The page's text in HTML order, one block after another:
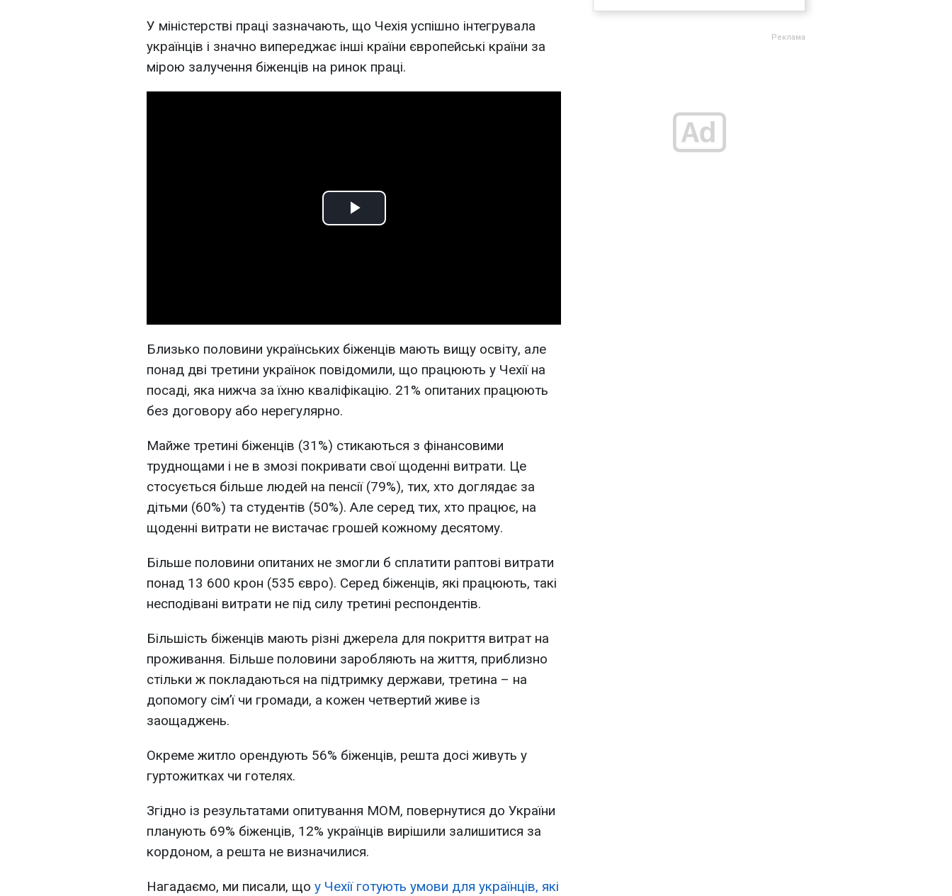
У міністерстві праці зазначають, що Чехія успішно інтегрувала
українців і значно випереджає інші країни європейські країни за
мірою залучення біженців на ринок праці.
Play
Близько половини українських біженців мають вищу освіту, але
понад дві третини українок повідомили, що працюють у Чехії на
посаді, яка нижча за їхню кваліфікацію. 21% опитаних працюють
без договору або нерегулярно.
Майже третині біженців (31%) стикаються з фінансовими
труднощами і не в змозі покривати свої щоденні витрати. Це
стосується більше людей на пенсії (79%), тих, хто доглядає за
дітьми (60%) та студентів (50%). Але серед тих, хто працює, на
щоденні витрати не вистачає грошей кожному десятому.
Більше половини опитаних не змогли б сплатити раптові витрати
понад 13 600 крон (535 євро). Серед біженців, які працюють, такі
несподівані витрати не під силу третині респондентів.
Більшість біженців мають різні джерела для покриття витрат на
проживання. Більше половини заробляють на життя, приблизно
стільки ж покладаються на підтримку держави, третина – на
допомогу сім’ї чи громади, а кожен четвертий живе із
заощаджень.
Окреме житло орендують 56% біженців, решта досі живуть у
гуртожитках чи готелях.
Згідно із результатами опитування МОМ, повернутися до України
планують 69% біженців, 12% українців вирішили залишитися за
кордоном, а решта не визначилися.
Нагадаємо, ми писали, що у Чехії готують умови для українців, які